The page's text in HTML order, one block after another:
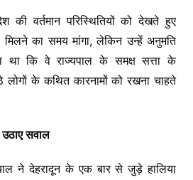
की वर्तमान परिस्थितियों को देखते हुए
मिलने का समय मांगा, लेकिन उन्हें अनुमति
था कि वे राज्यपाल के समक्ष सत्ता के
के कथित कारनामों को रखना चाहते
उठाए सवाल
ने देहरादून के एक बार से जुड़े हालिया